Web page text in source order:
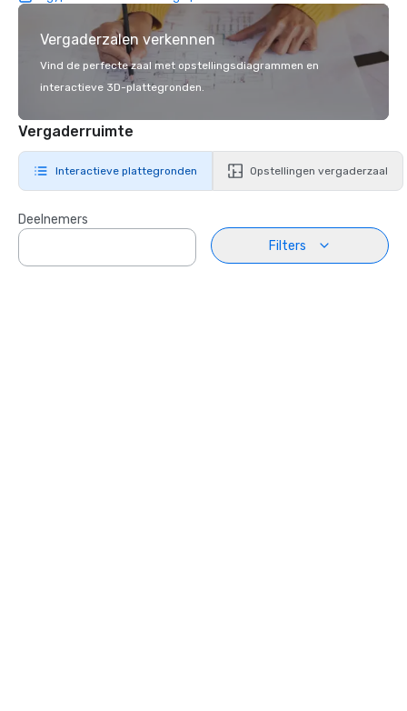
Vergaderzalen verkennen
Vind de perfecte zaal met opstellingsdiagrammen en
interactieve 3D-plattegronden.
Vergaderruimte
Interactieve plattegronden Opstellingen vergaderzaal
Deelnemers
Filters